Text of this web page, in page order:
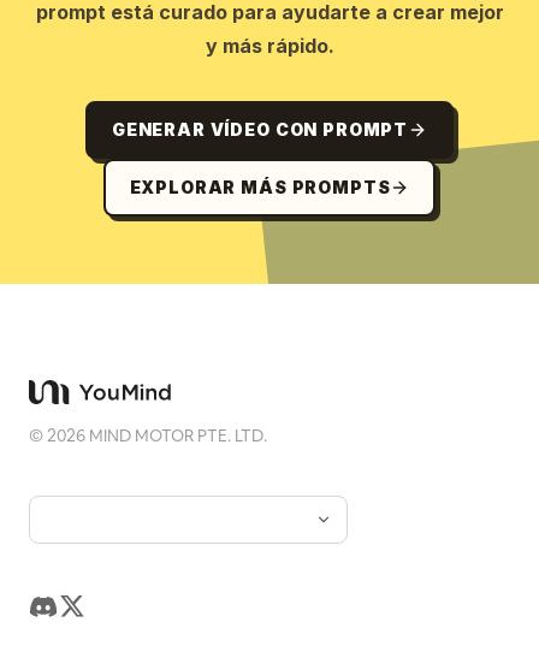
prompt está curado para ayudarte a crear mejor
y más rápido.
GENERAR VÍDEO CON PROMPT
EXPLORAR MÁS PROMPTS
©2026 MIND MOTOR PTE. LTD.